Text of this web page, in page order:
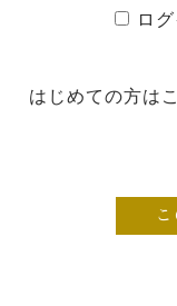
ロ
はじめての方は